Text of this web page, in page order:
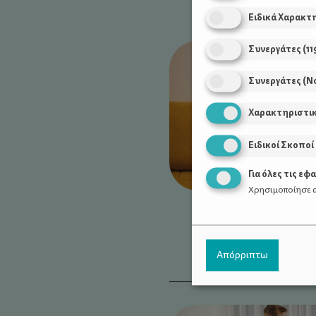
Ειδικά
Συνεργάτες (
Συνεργάτες
Ειδικοί Σκοποί
Για όλες τις
Χρησιμοποίησε
Απόρριπτω